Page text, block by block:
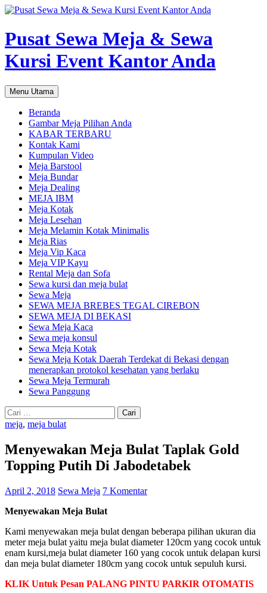
Pusat Sewa Meja & Sewa
Kursi Event Kantor Anda
Cari
Menu Utama Langsung
ke
isi
Beranda
Gambar Meja Pilihan Anda
KABAR TERBARU
Kontak Kami
Kumpulan Video
Meja Barstool
Meja Bundar
Meja Dealing
MEJA IBM
Meja Kotak
Meja Lesehan
Meja Melamin Kotak Minimalis
Meja Rias
Meja Vip Kaca
Meja VIP Kayu
Rental Meja dan Sofa
Sewa kursi dan meja bulat
Sewa Meja
SEWA MEJA BREBES TEGAL CIREBON
SEWA MEJA DI BEKASI
Sewa Meja Kaca
Sewa meja konsul
Sewa Meja Kotak
Sewa Meja Kotak Daerah Terdekat di Bekasi dengan
menerapkan protokol kesehatan yang berlaku
Sewa Meja Termurah
Sewa Panggung
Cari
untuk:
meja, meja bulat
Menyewakan Meja Bulat Taplak Gold
Topping Putih Di Jabodetabek
April 2, 2018 Sewa Meja 7 Komentar
Menyewakan Meja Bulat
Kami menyewakan meja bulat dengan beberapa pilihan ukuran dia
meter meja bulat yaitu meja bulat diameter 120cm yang cocok untuk
enam kursi,meja bulat diameter 160 yang cocok untuk delapan kursi
dan meja bulat diameter 180cm yang cocok untuk sepuluh kursi.
KLIK Untuk Pesan PALANG PINTU PARKIR OTOMATIS